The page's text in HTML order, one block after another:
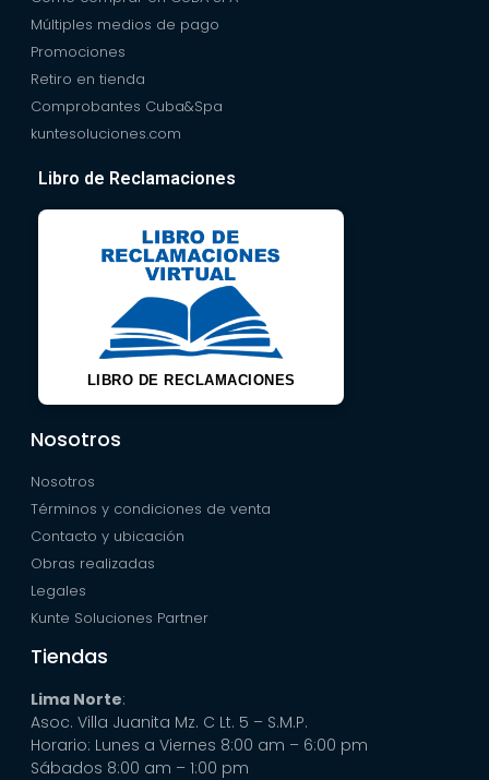
Múltiples medios de pago
Promociones
Retiro en tienda
Comprobantes Cuba&Spa
kuntesoluciones.com
Libro de Reclamaciones
LIBRO DE RECLAMACIONES
Nosotros
Nosotros
Términos y condiciones de venta
Contacto y ubicación
Obras realizadas
Legales
Kunte Soluciones Partner
Tiendas
Lima Norte:
Asoc. Villa Juanita Mz. C Lt. 5 – S.M.P.
Horario: Lunes a Viernes 8:00 am – 6:00 pm
Sábados 8:00 am – 1:00 pm